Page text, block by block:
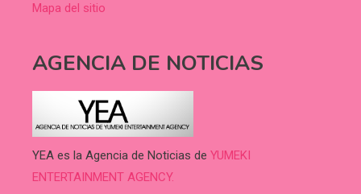
Mapa del sitio
AGENCIA DE NOTICIAS
YEA es la Agencia de Noticias de YUMEKI
ENTERTAINMENT AGENCY.